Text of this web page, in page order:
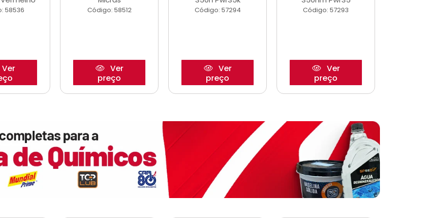
58536
Ver
Código: 58512
Ver
preço
Código: 57294
Ver
preço
Código: 57293
Ver
preço